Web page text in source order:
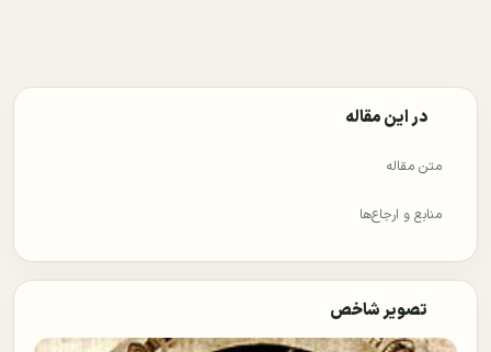
در این مقاله
متن مقاله
منابع و ارجاع‌ها
تصویر شاخص